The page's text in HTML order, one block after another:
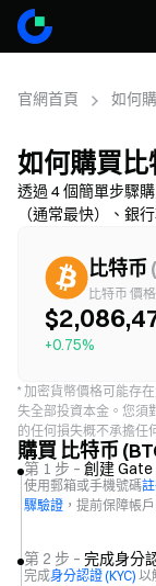
官網首頁 如何
如何購買比
透過 4 個簡單步驟
（通常最快）、銀
續費 + 價差），需
額、費用和到帳時
比特币(
比特币 價
+0.75%
* 加密貨幣價格可能存
失全部投資本金。您須
的任何損失概不承擔任
購買 比特币
第 1 步 – 創建 Gate
使用郵箱或手機號碼
驟驗證 ，提前保障帳
第 2 步 – 完成身分
完成身分認證 (KYC) 以